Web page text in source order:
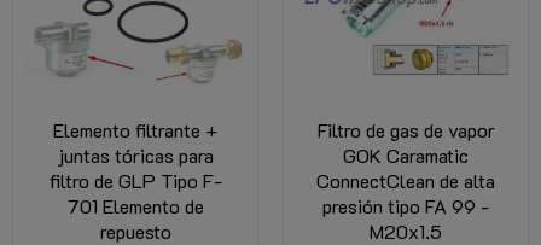
Elemento filtrante +
juntas tóricas para
filtro de GLP Tipo F-
701 Elemento de
repuesto
Filtro de gas de vapor
GOK Caramatic
ConnectClean de alta
presión tipo FA 99 -
M20x1.5